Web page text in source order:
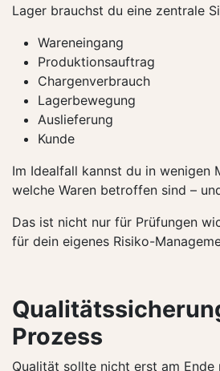
Lager brauchst du eine zentrale
Wareneingang
Produktionsauftrag
Chargenverbrauch
Lagerbewegung
Auslieferung
Kunde
Im Idealfall kannst du in wenigen
welche Waren betroffen sind –
Das ist nicht nur für Prüfungen
für dein eigenes Risiko-
Prozess
Qualität sollte nicht erst am Ende